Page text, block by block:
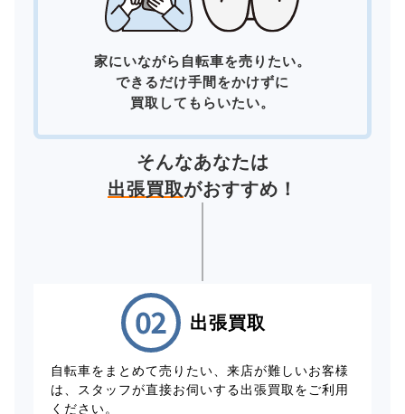
家にいながら自転車を売りたい。
できるだけ手間をかけずに
買取してもらいたい。
そんなあなたは
出張買取がおすすめ！
出張買取
自転車をまとめて売りたい、来店が難しいお客様
は、スタッフが直接お伺いする出張買取をご利用
ください。